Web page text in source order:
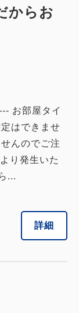
からお
お部屋タイ
はできませ
んのでご注
り発生いた
...
詳細